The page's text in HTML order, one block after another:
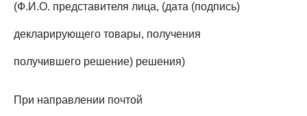
(Ф.И.О. представителя лица, (дата (подпись)
декларирующего товары, получения
получившего решение) решения)
При направлении почтой